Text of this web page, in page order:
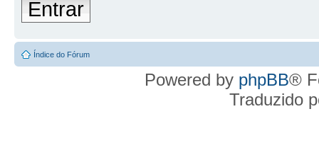
Entrar
Índice do Fórum
Powered by phpBB®
Traduzido